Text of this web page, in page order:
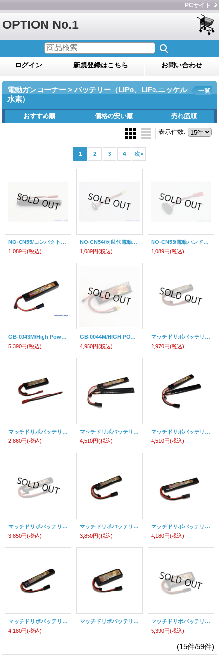
PCサイト
OPTION No.1
ログイン 新規登録はこちら お問い合わせ
電動ガンコーナー > バッテリー（LiPo、LiFe,ニッケル
水素）
一覧
おすすめ順 価格の安い順 売れ筋順
表示件数:
1 2 3 4 次»
NO-CN55/コンパクトサブマシンガン用リポバッテリー変換コネクター
1,089円(税込)
NO-CN54/次世代電動ガン用リポバッテリー変換コネクター
1,089円(税込)
NO-CN53/電動ハンドガン用リポバッテリー変換コネクター
1,089円(税込)
GB-0043M/High Power LiPo 7.4V 1800mAh: 20*20*110mm（ストック大容量タイプ）
5,390円(税込)
GB-0044M/HIGH POWER LiPo7.4V2200mAh/20C(マルイ・リポコネクター）
4,950円(税込)
マッチドリポバッテリー HIGH POWER LiPo7.4V560mAh
2,970円(税込)
マッチドリポバッテリー HIGH POWER LiPo7.4V560mAh
2,860円(税込)
マッチドリポバッテリー HIGH POWER LIPO 1300mAh 7.4V サドルパック
4,510円(税込)
マッチドリポバッテリー BIG POWER LIPO 1100mAh 7.4V サドルパック
4,510円(税込)
マッチドリポバッテリー HIGH POWER LiPo7.4V900mAh
3,850円(税込)
マッチドリポバッテリー BIG POWER LIPO 900mAh 7.4V
3,850円(税込)
マッチドリポバッテリー HIGH POWER LiPo7.4V1300mAh
4,180円(税込)
マッチドリポバッテリー BIG POWER LIPO 1100mAh 7.4V
4,180円(税込)
マッチドリポバッテリー HIGH POWER LiPo7.4V2200mAh
マッチドリポバッテリー BIG POWER LIPO 2000mAh 7.4V
5,390円(税込)
(15件/59件)